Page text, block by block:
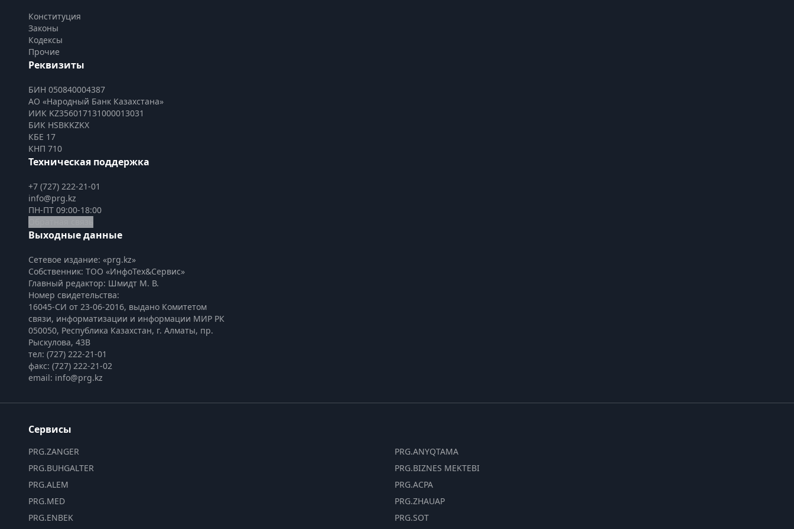
Конституция
Законы
Кодексы
Прочие
Реквизиты
БИН 050840004387
АО «Народный Банк Казахстана»
ИИК KZ356017131000013031
БИК HSBKKZKX
КБЕ 17
КНП 710
Техническая поддержка
+7 (727) 222-21-01
info@prg.kz
ПН-ПТ 09:00-18:00
Выходные данные
Сетевое издание: «prg.kz»
Собственник: ТОО «ИнфоТех&Сервис»
Главный редактор: Шмидт М. В.
Номер свидетельства:
16045-СИ от 23-06-2016, выдано Комитетом
связи, информатизации и информации МИР РК
050050, Республика Казахстан, г. Алматы, пр.
Рыскулова, 43В
тел: (727) 222-21-01
факс: (727) 222-21-02
email: info@prg.kz
Сервисы
PRG.ZANGER
PRG.BUHGALTER
PRG.ALEM
PRG.MED
PRG.ENBEK
PRG.ANYQTAMA
PRG.BIZNES MEKTEBI
PRG.ACPA
PRG.ZHAUAP
PRG.SOT